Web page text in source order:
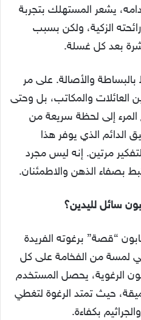
يشعر المستهلك بتجربة
الزكية، ولكن بسبب
بعد كل غسلة.
والأصالة. على مر
العائلات والمكاتب، بل وحتى
المرء إلى لحظة سريعة من
الدائم الذي يوفر هذا
مرتين. إنه ليس مجرد
بصفاء الذهن والاطمئنان.
سائل لليدين؟
“قصة” برغوته الفريدة
لمسة من الفخامة على كل
الرغوية، يحصل المستخدم
حيث تمتد الرغوة لتغطي
بكفاءة.